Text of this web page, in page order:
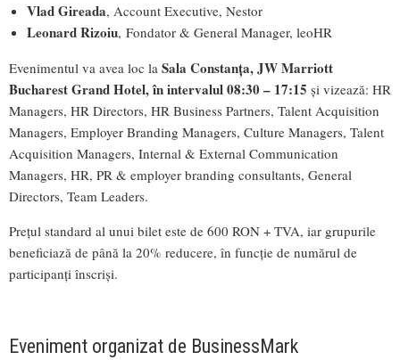
Vlad Gireada, Account Executive, Nestor
Leonard Rizoiu, Fondator & General Manager, leoHR
Evenimentul va avea loc la Sala Constanța, JW Marriott
Bucharest Grand Hotel, în intervalul 08:30 – 17:15 și vizează: HR
Managers, HR Directors, HR Business Partners, Talent Acquisition
Managers, Employer Branding Managers, Culture Managers, Talent
Acquisition Managers, Internal & External Communication
Managers, HR, PR & employer branding consultants, General
Directors, Team Leaders.
Prețul standard al unui bilet este de 600 RON + TVA, iar grupurile
beneficiază de până la 20% reducere, în funcție de numărul de
participanți înscriși.
Eveniment organizat de BusinessMark